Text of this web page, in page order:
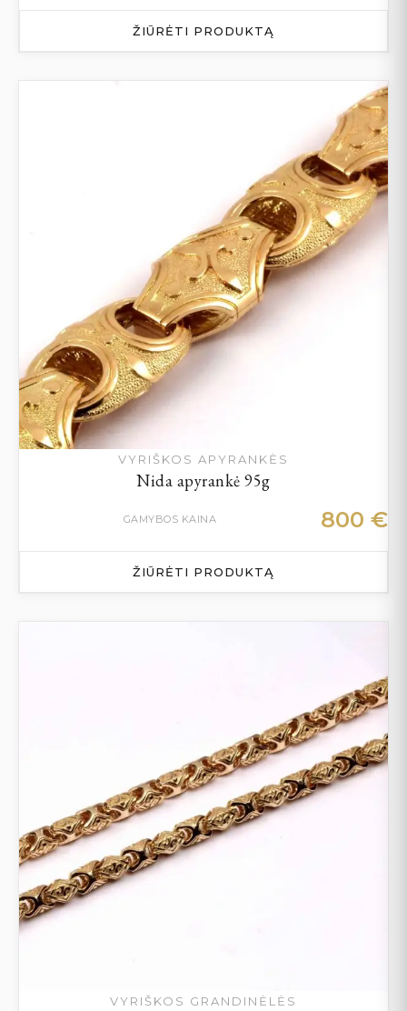
ŽIŪRĖTI PRODUKTĄ
VYRIŠKOS APYRANKĖS
Nida apyrankė 95g
GAMYBOS KAINA 800 €
ŽIŪRĖTI PRODUKTĄ
VYRIŠKOS GRANDINĖLĖS